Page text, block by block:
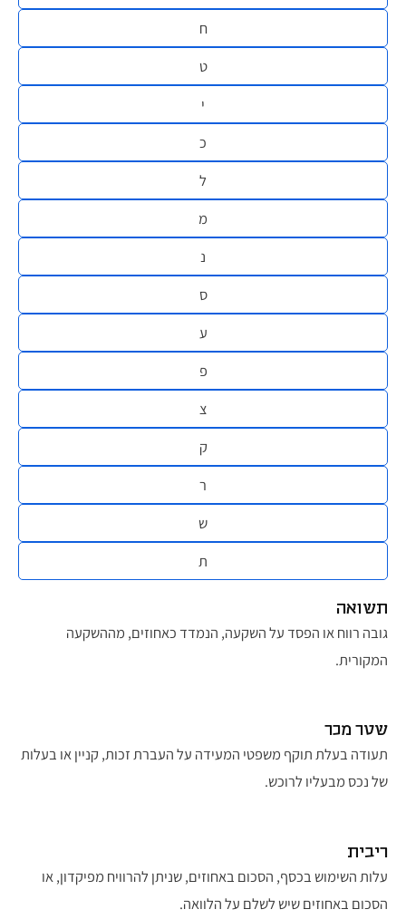
ח
ט
י
כ
ל
מ
נ
ס
ע
פ
צ
ק
ר
ש
ת
תשואה
גובה רווח או הפסד על השקעה, הנמדד כאחוזים, מההשקעה
המקורית.​
שטר מכר
תעודה בעלת תוקף משפטי המעידה על העברת זכות, קניין או בעלות
של נכס מבעליו לרוכש.
ריבית
עלות השימוש בכסף, הסכום באחוזים, שניתן להרוויח מפיקדון, או
הסכום באחוזים שיש לשלם על הלוואה.